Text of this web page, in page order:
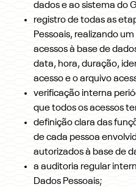
dados e ao sistema do
registro de todas as
Pessoais, realizando
acessos à base de
data, hora, duração,
acesso e o arquivo
verificação interna
que todos os acessos
definição clara das
de cada pessoa
autorizados à base de
a auditoria regular
Dados Pessoais;